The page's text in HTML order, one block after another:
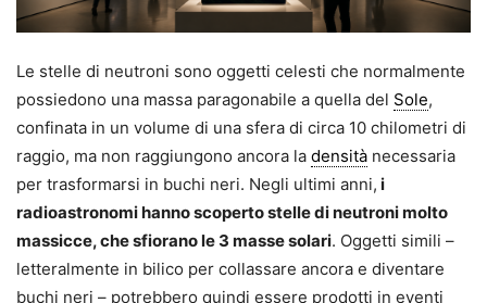
Le stelle di neutroni sono oggetti celesti che normalmente
possiedono una massa paragonabile a quella del Sole,
confinata in un volume di una sfera di circa 10 chilometri di
raggio, ma non raggiungono ancora la densità necessaria
per trasformarsi in buchi neri. Negli ultimi anni, i
radioastronomi hanno scoperto stelle di neutroni molto
massicce, che sfiorano le 3 masse solari. Oggetti simili –
letteralmente in bilico per collassare ancora e diventare
buchi neri – potrebbero quindi essere prodotti in eventi